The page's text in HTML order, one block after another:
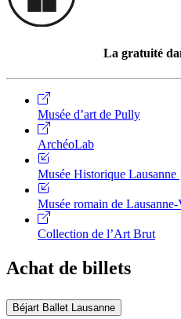
La gratuité
Musée d’art de Pully
ArchéoLab
Musée Historique Lausanne
Musée romain de
Collection de l’Art Brut
Achat de billets
Béjart Ballet Lausanne